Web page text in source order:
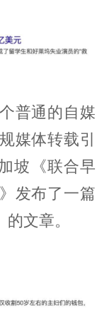
普通的自媒
媒体转载引
坡《联合早
发布了一篇
文章。